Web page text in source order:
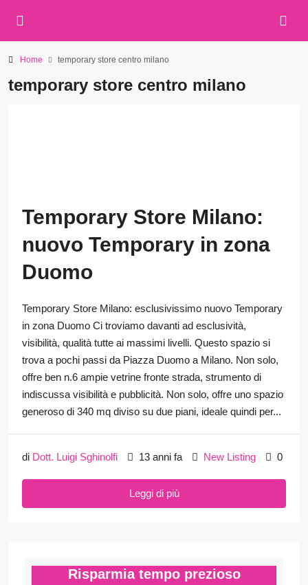
Home temporary store centro milano
temporary store centro milano
Temporary Store Milano:
nuovo Temporary in zona
Duomo
Temporary Store Milano: esclusivissimo nuovo Temporary
in zona Duomo Ci troviamo davanti ad esclusività,
visibilità, qualità tutte ai massimi livelli. Questo spazio si
trova a pochi passi da Piazza Duomo a Milano. Non solo,
offre ben n.6 ampie vetrine fronte strada, strumento di
indiscussa visibilità e pubblicità. Non solo, offre uno spazio
generoso di 340 mq diviso su due piani, ideale quindi per...
di Dott. Luigi Sghinolfi 13 anni fa New Listing 0
Leggi di più
Risparmia tempo prezioso